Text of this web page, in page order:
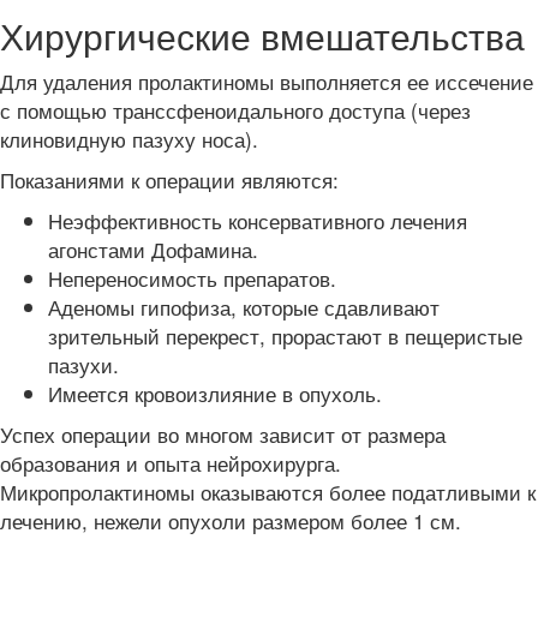
Хирургические вмешательства
Для удаления пролактиномы выполняется ее иссечение
с помощью транссфеноидального доступа (через
клиновидную пазуху носа).
Показаниями к операции являются:
Неэффективность консервативного лечения
агонстами Дофамина.
Непереносимость препаратов.
Аденомы гипофиза, которые сдавливают
зрительный перекрест, прорастают в пещеристые
пазухи.
Имеется кровоизлияние в опухоль.
Успех операции во многом зависит от размера
образования и опыта нейрохирурга.
Микропролактиномы оказываются более податливыми к
лечению, нежели опухоли размером более 1 см.